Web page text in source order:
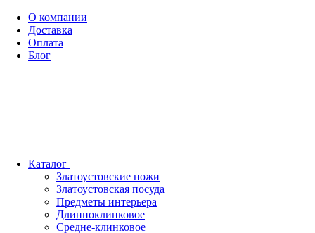
О компании
Доставка
Оплата
Блог
Каталог
Златоустовские ножи
Златоустовская посуда
Предметы интерьера
Длинноклинковое
Средне-клинковое